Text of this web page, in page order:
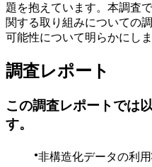
題を抱えています。本調査
関する取り組みについての
可能性について明らかにしま
調査レポート
この調査レポートでは
す。
非構造化データの利